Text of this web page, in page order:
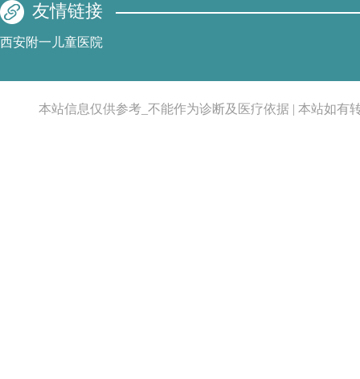
友情链接
西安附一儿童医院
本站信息仅供参考_不能作为诊断及医疗依据 | 本站如